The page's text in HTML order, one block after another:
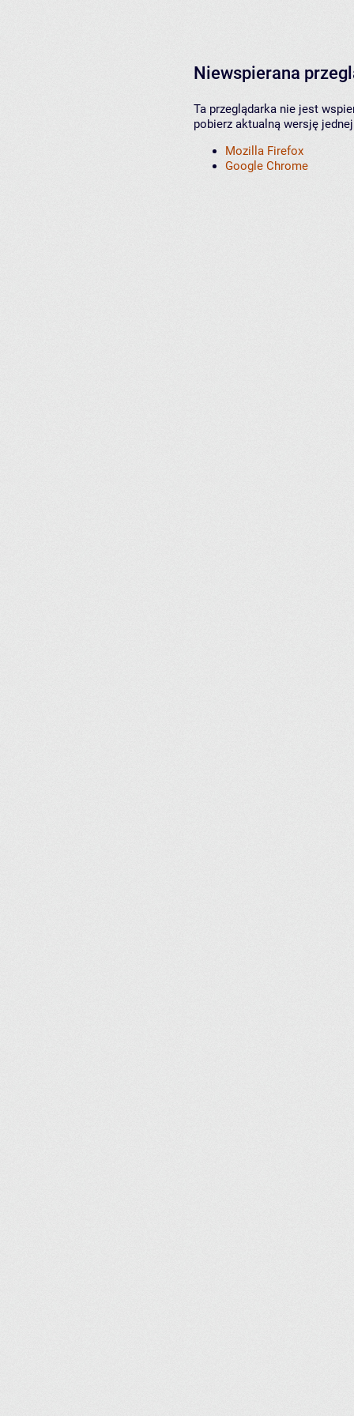
Niewspierana
Ta przeglądarka nie jest
pobierz aktualną wersję
Mozilla Firefox
Google Chrome